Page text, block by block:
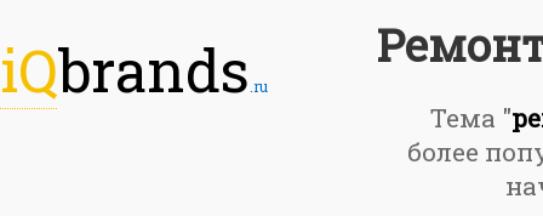
iQbrands .ru
Тема "
более